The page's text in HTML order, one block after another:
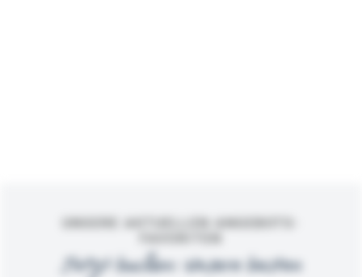
Jetzt buchen: Unsere besten